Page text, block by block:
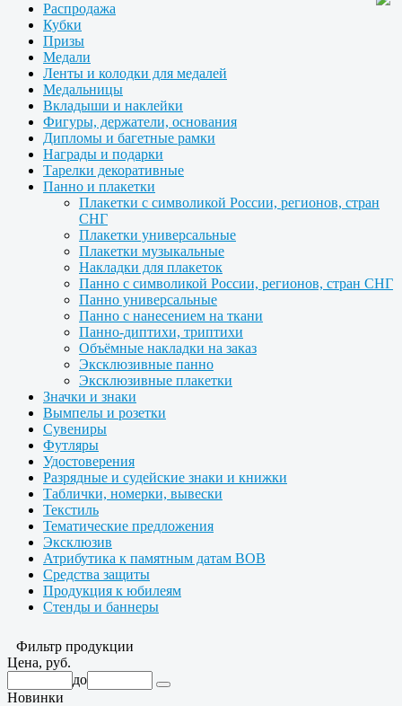
Распродажа
Кубки
Призы
Медали
Ленты и колодки для медалей
Медальницы
Вкладыши и наклейки
Фигуры, держатели, основания
Дипломы и багетные рамки
Награды и подарки
Тарелки декоративные
Панно и плакетки
Плакетки с символикой России, регионов, стран
СНГ
Плакетки универсальные
Плакетки музыкальные
Накладки для плакеток
Панно с символикой России, регионов, стран СНГ
Панно универсальные
Панно с нанесением на ткани
Панно-диптихи, триптихи
Объёмные накладки на заказ
Эксклюзивные панно
Эксклюзивные плакетки
Значки и знаки
Вымпелы и розетки
Сувениры
Футляры
Удостоверения
Разрядные и судейские знаки и книжки
Таблички, номерки, вывески
Текстиль
Тематические предложения
Эксклюзив
Атрибутика к памятным датам ВОВ
Средства защиты
Продукция к юбилеям
Стенды и баннеры
Фильтр продукции
Цена, руб.
до
Новинки